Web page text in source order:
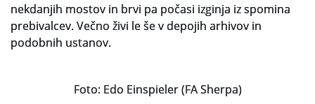
nekdanjih mostov in brvi pa počasi izginja iz spomina
prebivalcev. Večno živi le še v depojih arhivov in
podobnih ustanov.
Foto: Edo Einspieler (FA Sherpa)